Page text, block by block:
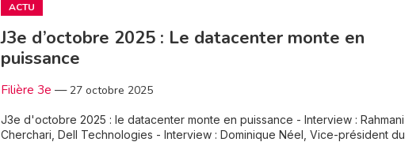
ACTU
J3e d’octobre 2025 : Le datacenter monte en
puissance
Filière 3e — 27 octobre 2025
J3e d'octobre 2025 : le datacenter monte en puissance - Interview : Rahmani
Cherchari, Dell Technologies - Interview : Dominique Néel, Vice-président du